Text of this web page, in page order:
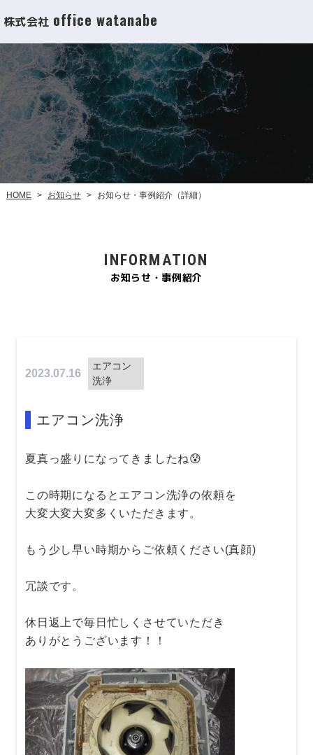
株式会社 office watanabe
HOME > お知らせ > お知らせ・事例紹介（詳細）
INFORMATION
お知らせ・事例紹介
2023.07.16
エアコン
洗浄
エアコン洗浄
夏真っ盛りになってきましたね😰
この時期になるとエアコン洗浄の依頼を
大変大変大変多くいただきます。
もう少し早い時期からご依頼ください(真顔)
冗談です。
休日返上で毎日忙しくさせていただき
ありがとうございます！！